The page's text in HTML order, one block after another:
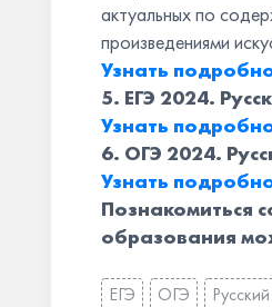
актуальных по
произведениями
Узнать
5. ЕГЭ 2024.
Узнать
6. ОГЭ 2024.
Узнать
Познакомиться
образования
ЕГЭ ОГЭ